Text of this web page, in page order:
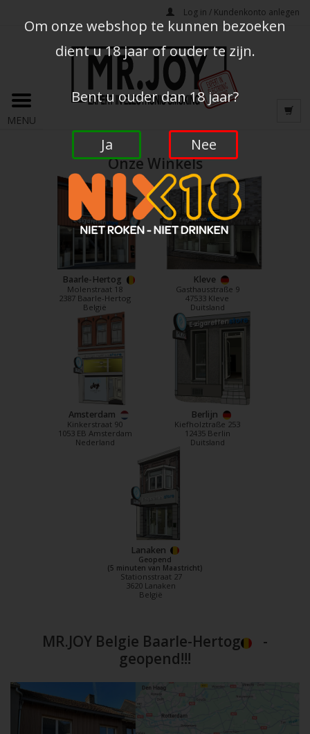
Log in / Kundenkonto anlegen
MENU
Onze Winkels
Baarle-Hertog
Molenstraat 18
2387 Baarle-Hertog
België
Kleve
Gasthausstraße 9
47533 Kleve
Duitsland
Amsterdam
Kinkerstraat 90
1053 EB Amsterdam
Nederland
Berlijn
Kiefholztraße 253
12435 Berlin
Duitsland
Lanaken
Geopend
(5 minuten van Maastricht)
Stationsstraat 27
3620 Lanaken
België
MR.JOY Belgie Baarle-Hertog
-
geopend!!!
Om onze webshop te kunnen bezoeken
dient u 18 jaar of ouder te zijn.
Bent u ouder dan 18 jaar?
Ja Nee